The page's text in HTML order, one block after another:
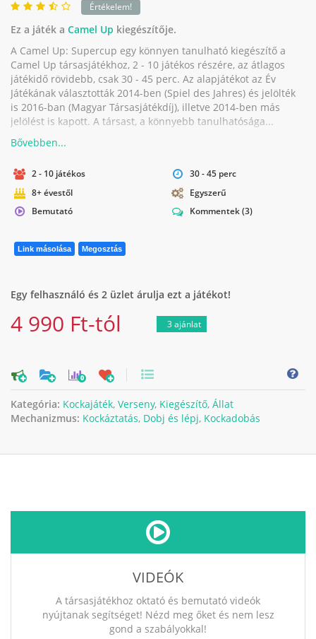
Értékelem!
Ez a játék a Camel Up kiegészítője.
A Camel Up: Supercup egy könnyen tanulható kiegészítő a
Camel Up társasjátékhoz, 2 - 10 játékos részére, az átlagos
játékidő rövidebb, csak 30 - 45 perc. Az alapjátékot az Év
Játékának választották 2014-ben (Spiel des Jahres) és jelölték
is 2016-ban (Magyar Társasjátékdíj), illetve 2014-ben más
jelölést is kapott. A társast, a könnyebb tanulhatósága...
2 - 10 játékos
30 - 45 perc
8+ évestől
Egyszerű
Bemutató
Kommentek(3)
Link másolása Megosztás
Egy felhasználó és 2 üzlet árulja ezt a játékot!
4 990 Ft-tól 3 ajánlat
0
Kategória: Kockajáték, Verseny, Kiegészítő, Állat
Mechanizmus: Kockáztatás, Dobj és lépj, Kockadobás
VIDEÓK
A társasjátékhoz oktató és bemutató videók
nyújtanak segítséget! Nézd meg őket és nem lesz
gond a szabályokkal!